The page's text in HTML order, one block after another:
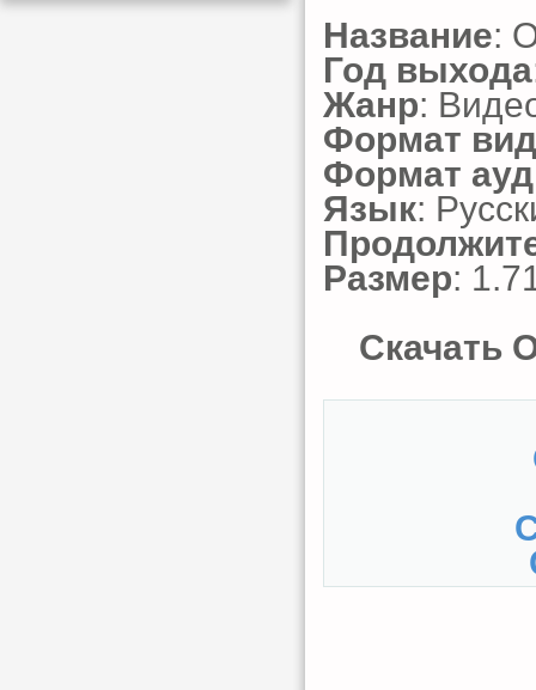
Название:
Год выхода
Жанр:
Формат
Формат
Язык:
Размер:
Скачать